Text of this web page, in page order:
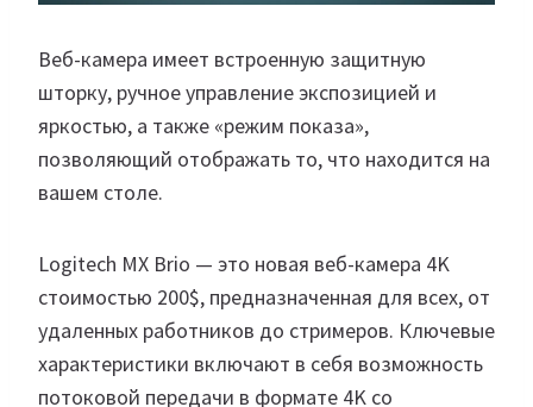
Веб-камера имеет встроенную защитную
шторку, ручное управление экспозицией и
яркостью, а также «режим показа»,
позволяющий отображать то, что находится на
вашем столе.
Logitech MX Brio — это новая веб-камера 4K
стоимостью 200$, предназначенная для всех, от
удаленных работников до стримеров. Ключевые
характеристики включают в себя возможность
потоковой передачи в формате 4K со